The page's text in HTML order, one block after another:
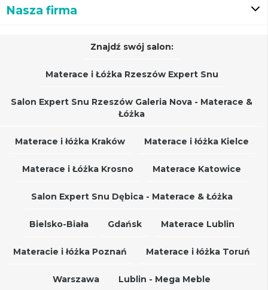
Nasza firma
Znajdź swój salon:
Materace i Łóżka Rzeszów Expert Snu
Salon Expert Snu Rzeszów Galeria Nova - Materace &
Łóżka
Materace i łóżka Kraków Materace i łóżka Kielce
Materace i Łóżka Krosno Materace Katowice
Salon Expert Snu Dębica - Materace & Łóżka
Bielsko-Biała Gdańsk Materace Lublin
Materacie i łóżka Poznań Materace i łóżka Toruń
Warszawa Lublin - Mega Meble